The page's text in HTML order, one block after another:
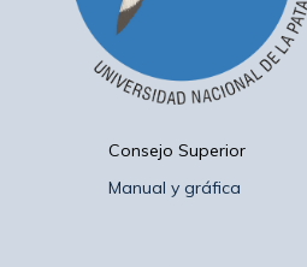
Consejo Superior
Manual y gráfica